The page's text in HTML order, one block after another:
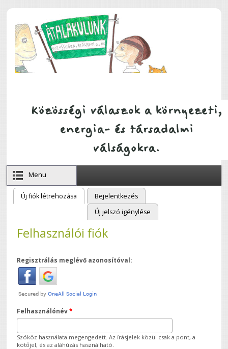
Menu
Elsődleges fülek
Új fiók létrehozása (aktív fül)Bejelentkezés
Új jelszó igénylése
Felhasználói fiók
Regisztrálás meglévő azonosítóval:
Felhasználónév*
Szóköz használata megengedett. Az írásjelek közül csak a pont, a
kötőjel, és az aláhúzás használható.